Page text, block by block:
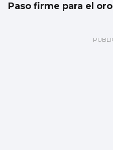
Paso firme para el oro